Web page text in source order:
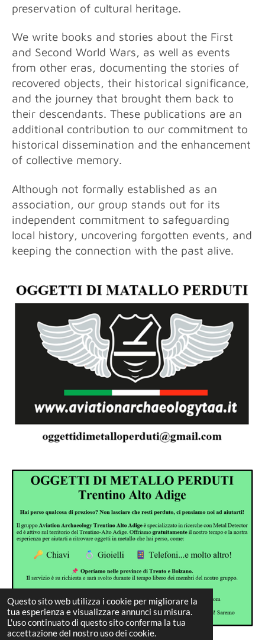
Questo sito web utilizza i cookie per migliorare la
tua esperienza e visualizzare annunci su misura.
L'uso continuato di questo sito conferma la tua
accettazione del nostro uso dei cookie.
preservation of cultural heritage.
We write books and stories about the First
and Second World Wars, as well as events
from other eras, documenting the stories of
recovered objects, their historical significance,
and the journey that brought them back to
their descendants. These publications are an
additional contribution to our commitment to
historical dissemination and the enhancement
of collective memory.
Although not formally established as an
association, our group stands out for its
independent commitment to safeguarding
local history, uncovering forgotten events, and
keeping the connection with the past alive.